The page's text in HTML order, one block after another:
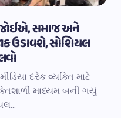
જોઈએ, સમાજ અને
ઉડાવશે, સોશિયલ
દરેક વ્યક્તિ માટે
માધ્યમ બની ગયું